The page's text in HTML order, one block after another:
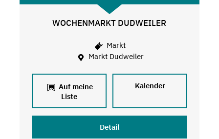
WOCHENMARKT DUDWEILER
Markt
Markt Dudweiler
Auf meine
Liste
Kalender
Detail